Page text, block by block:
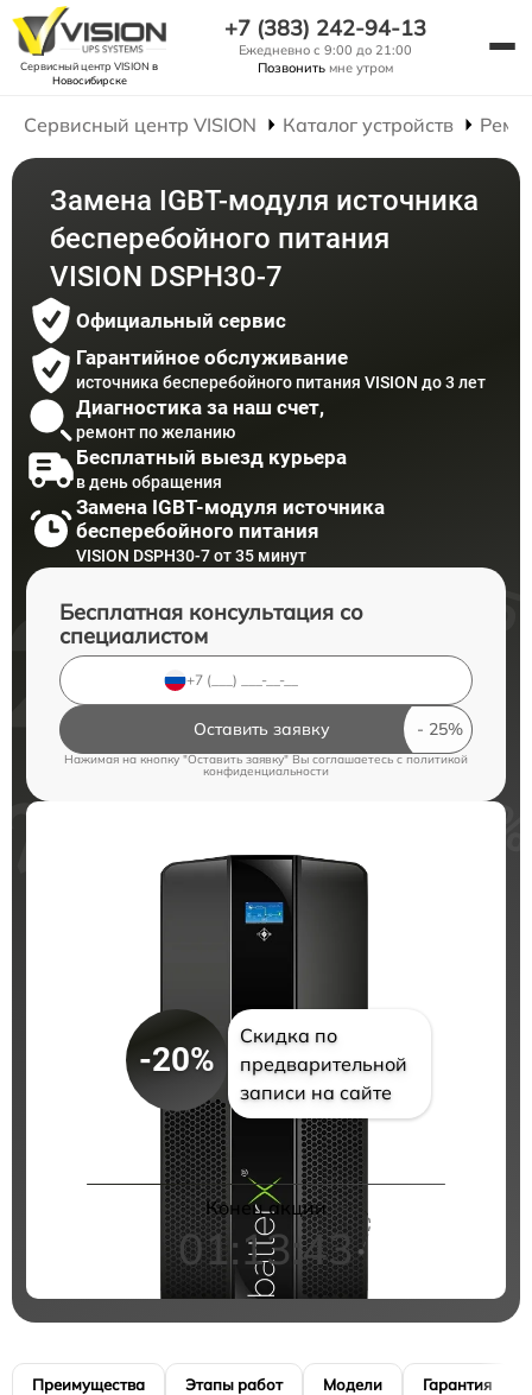
Сервисный центр VISION в
Новосибирске
+7 (383) 242-94-13
Ежедневно с 9:00 до 21:00
Позвонить мне утром
Сервисный центр VISION Каталог устройств
Замена IGBT-модуля источника
бесперебойного питания
VISION DSPH30-7
Официальный сервис
Гарантийное обслуживание
источника бесперебойного питания VISION до 3 лет
Диагностика за наш счет,
ремонт по желанию
Бесплатный выезд курьера
в день обращения
Замена IGBT-модуля источника
бесперебойного питания
VISION DSPH30-7 от 35 минут
Бесплатная консультация со
специалистом
Оставить заявку
Нажимая на кнопку "Оставить заявку" Вы соглашаетесь cполитикой
конфиденциальности
-20%
Скидка по
предварительной
записи на сайте
Конец акции
01:13:42
Преимущества Этапы работ Модели Гарантия